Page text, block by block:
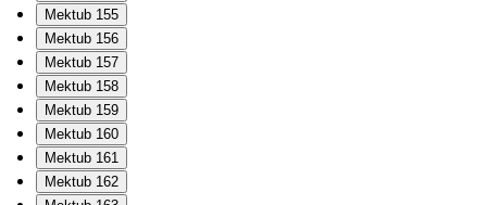
Mektub 155
Mektub 156
Mektub 157
Mektub 158
Mektub 159
Mektub 160
Mektub 161
Mektub 162